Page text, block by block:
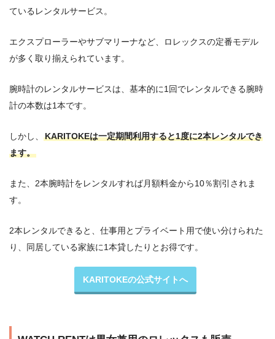
ているレンタルサービス。
エクスプローラーやサブマリーナなど、ロレックスの定番モデル
が多く取り揃えられています。
腕時計のレンタルサービスは、基本的に1回でレンタルできる腕時
計の本数は1本です。
しかし、
KARITOKEは一定期間利用すると1度に2本レンタルでき
ます。
また、2本腕時計をレンタルすれば月額料金から10％割引されま
す。
2本レンタルできると、仕事用とプライベート用で使い分けられた
り、同居している家族に1本貸したりとお得です。
KARITOKEの公式サイトへ